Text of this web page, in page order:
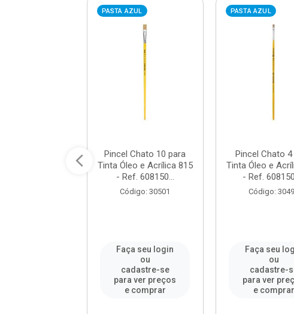
PASTA AZUL
Pincel Chato 10 para
Tinta Óleo e Acrílica 815
- Ref. 608150...
Código: 30501
Faça seu login
ou
cadastre-se
para ver preços
e comprar
PASTA AZUL
Pincel Chato
Tinta Óleo e
- Ref.
Código:
Faça seu
ou
cadastre-
para ver
e comprar